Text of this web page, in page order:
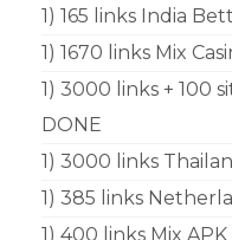
1) 165 links India
1) 1670 links Mix
1) 3000 links + 100
DONE
1) 3000 links
1) 385 links
1) 400 links Mix